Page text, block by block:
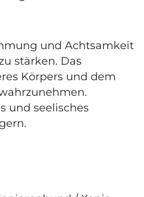
und Achtsamkeit
stärken. Das
Körpers und dem
und seelisches